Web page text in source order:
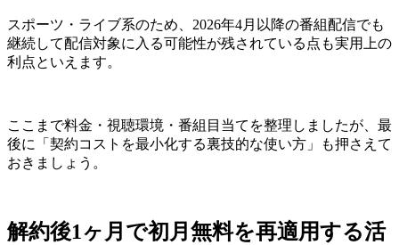
スポーツ・ライブ系のため、2026年4月以降の番組配信でも
継続して配信対象に入る可能性が残されている点も実用上の
利点といえます。
ここまで料金・視聴環境・番組目当てを整理しましたが、最
後に「契約コストを最小化する裏技的な使い方」も押さえて
おきましょう。
解約後1ヶ月で初月無料を再適用する活